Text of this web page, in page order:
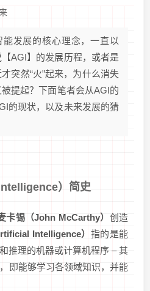
能发展的核心理念，一直以
AGI】的发展历程，或者是
突然“火”起来，为什么消失
提起？下面笔者会从AGI的
的现状，以及未来发展的猜
）简史
卡锡（John McCarthy） 创造
Intelligence） 指的是能
推理的机器或计算机程序 – 其
即能够学习各领域知识，并能